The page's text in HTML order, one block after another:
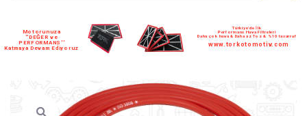
Motorunuza
''DEĞER ve
PERFORMANS''
Katmaya Devam Ediyoruz
Türkiye'de İlk
Performans Hava Filtreleri
Daha çok hava & Daha az Toz & %10 tasarruf
www.torkotomotiv.com